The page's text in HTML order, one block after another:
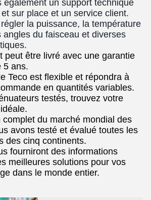
également un support technique
sur place et un service client.
la puissance, la température
angles du faisceau et diverses
peut être livré avec une garantie
5 ans.
Teco est flexible et répondra à
en quantités variables.
testés, trouvez votre
du marché mondial des
avons testé et évalué toutes les
des cinq continents.
fourniront des informations
meilleures solutions pour vos
dans le monde entier.